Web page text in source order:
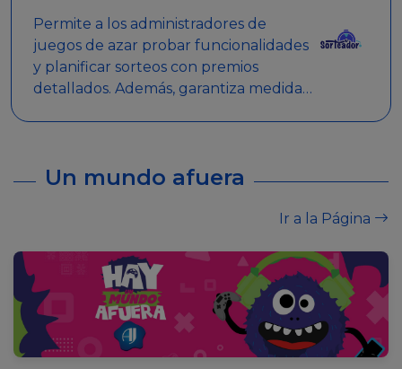
Permite a los administradores de
juegos de azar probar funcionalidades
y planificar sorteos con premios
detallados. Además, garantiza medidas
Un mundo afuera
Ir a la Página